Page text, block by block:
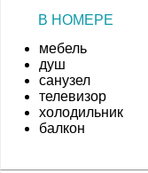
В НОМЕРЕ
мебель
душ
санузел
телевизор
холодильник
балкон